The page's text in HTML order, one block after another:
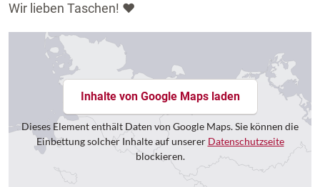
Wir lieben Taschen! ❤
Inhalte von Google Maps laden
Dieses Element enthält Daten von Google Maps. Sie können die
Einbettung solcher Inhalte auf unserer Datenschutzseite
blockieren.